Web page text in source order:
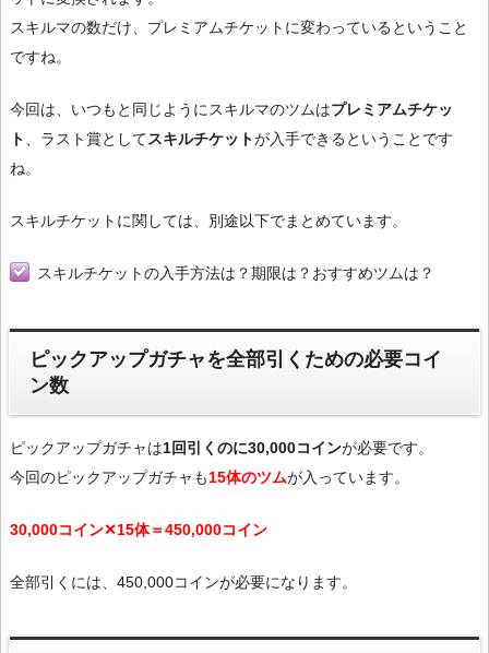
スキルマの数だけ、プレミアムチケットに変わっているということ
ですね。
今回は、いつもと同じようにスキルマのツムはプレミアムチケッ
ト、ラスト賞としてスキルチケットが入手できるということです
ね。
スキルチケットに関しては、別途以下でまとめています。
スキルチケットの入手方法は？期限は？おすすめツムは？
ピックアップガチャを全部引くための必要コイ
ン数
ピックアップガチャは1回引くのに30,000コインが必要です。
今回のピックアップガチャも15体のツムが入っています。
30,000コイン✕15体＝450,000コイン
全部引くには、450,000コインが必要になります。